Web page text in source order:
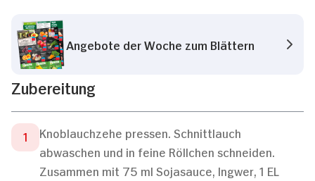
Angebote der Woche zum Blättern
Zubereitung
Knoblauchzehe pressen. Schnittlauch
abwaschen und in feine Röllchen schneiden.
Zusammen mit 75 ml Sojasauce, Ingwer, 1 EL